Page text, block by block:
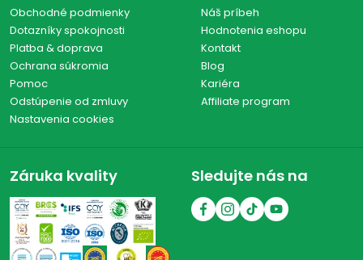
Obchodné podmienky
Dotazníky spokojnosti
Platba & doprava
Ochrana súkromia
Pomoc
Odstúpenie od zmluvy
Nastavenia cookies
Náš príbeh
Hodnotenia eshopu
Kontakt
Blog
Kariéra
Affiliate program
Záruka kvality Sledujte nás na